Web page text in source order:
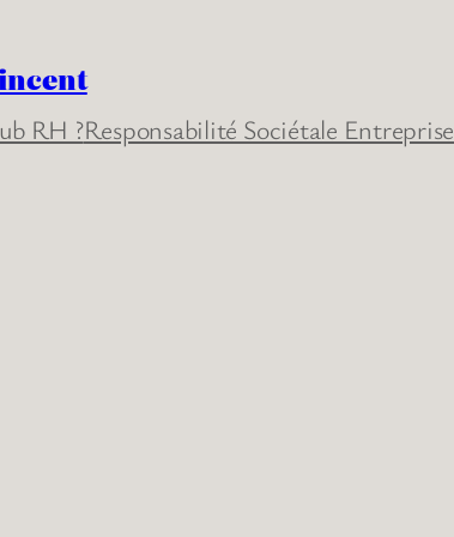
RH ?Responsabilité Sociétale Entreprise